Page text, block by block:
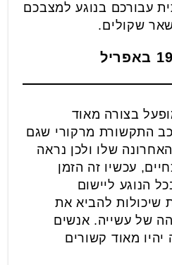
עבורכם בנוגע למצבכם
שקולים.
בצורה מאוד
התקשורת מרקורי שגם
שלו ולכן נראה
עכשיו זה הזמן
הנוגע ליישום
שיכולות להביא את
של עשייה. אנשים
מאוד קשורים